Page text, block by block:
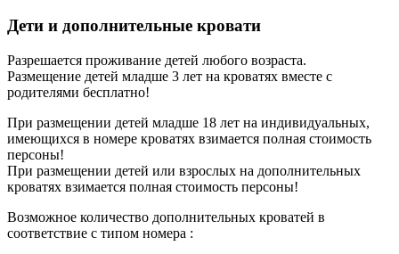
Дети и дополнительные кровати
Разрешается проживание детей любого возраста.
Размещение детей младше 3 лет на кроватях вместе с
родителями бесплатно!
При размещении детей младше 18 лет на индивидуальных,
имеющихся в номере кроватях взимается полная стоимость
персоны!
При размещении детей или взрослых на дополнительных
кроватях взимается полная стоимость персоны!
Возможное количество дополнительных кроватей в
соответствие с типом номера :